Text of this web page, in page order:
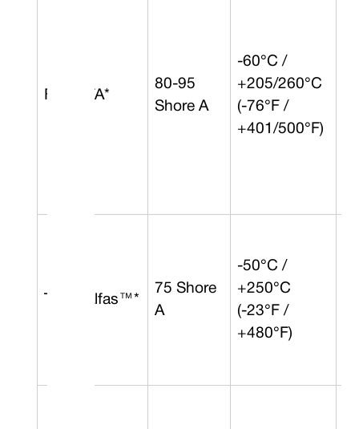
FEP/PFA*
80-95
Shore A
-60°C /
+205/260°C
(-76°F /
+401/500°F)
TFEP Alfas™*
75 Shore
A
-50°C /
+250°C
(-23°F /
+480°F)